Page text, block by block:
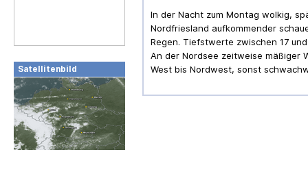
Satellitenbild
In der Nacht zum Montag wolkig,
Nordfriesland aufkommender
Regen. Tiefstwerte zwischen 17
An der Nordsee zeitweise mäßiger
West bis Nordwest, sonst